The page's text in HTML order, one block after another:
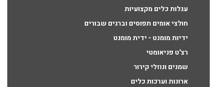
עגלות כלים מקצועיות
חולצי אומים תפוסים וברגים שבורים
ידיות מומנט - ידית מומנט
רצ'ט פניאומטי
שמנים ונוזלי קירור
ארונות וערכות כלים